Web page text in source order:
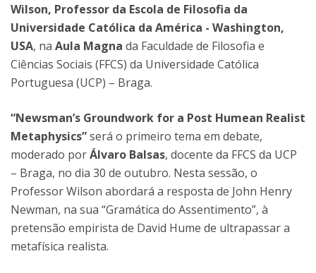
Wilson, Professor da Escola de Filosofia da
Universidade Católica da América - Washington,
USA, na Aula Magna da Faculdade de Filosofia e
Ciências Sociais (FFCS) da Universidade Católica
Portuguesa (UCP) – Braga.
“Newsman’s Groundwork for a Post Humean Realist
Metaphysics”será o primeiro tema em debate,
moderado porÁlvaro Balsas, docente da FFCS da UCP
– Braga, no dia 30 de outubro. Nesta sessão, o
Professor Wilson abordará a resposta de John Henry
Newman, na sua “Gramática do Assentimento”, à
pretensão empirista de David Hume de ultrapassar a
metafísica realista.